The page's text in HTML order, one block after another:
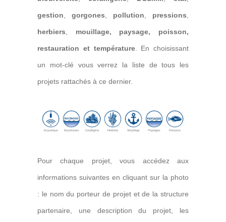
gestion gorgones pollution pressions
herbiers mouillage, paysage, poisson,
restauration et température. En choisissant
un mot-clé vous verrez la liste de tous les
projets rattachés à ce dernier.
Pour chaque projet, vous accédez aux
informations suivantes en cliquant sur la photo
: le nom du porteur de projet et de la structure
partenaire, une description du projet, les